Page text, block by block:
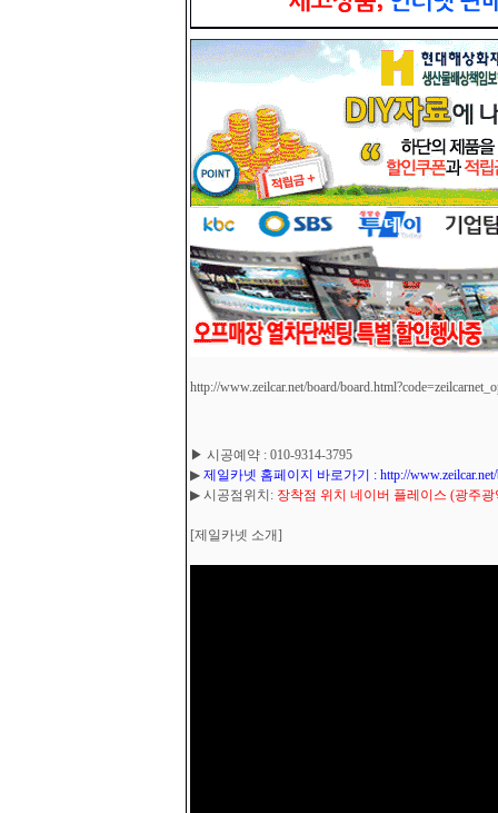
http://www.zeilcar.net/board/
▶ 시공예약 : 010-9314-3795
▶ 제일카넷 홈페이지 바로가기 : http://www.zeilcar.net/
▶ 시공점위치: 장착점 위치 네이버 플레이스 (광주
[제일카넷 소개]